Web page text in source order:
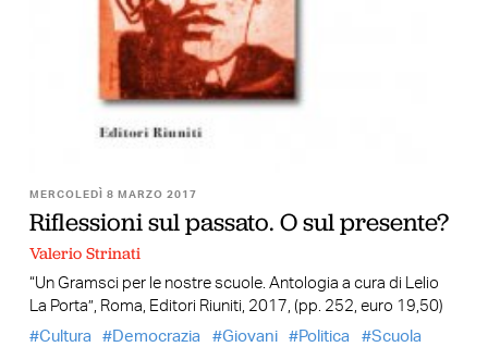
MERCOLEDÌ 8 MARZO 2017
Riflessioni sul passato. O sul presente?
Valerio Strinati
“Un Gramsci per le nostre scuole. Antologia a cura di Lelio
La Porta”, Roma, Editori Riuniti, 2017, (pp. 252, euro 19,50)
Cultura
Democrazia Giovani Politica
Scuola